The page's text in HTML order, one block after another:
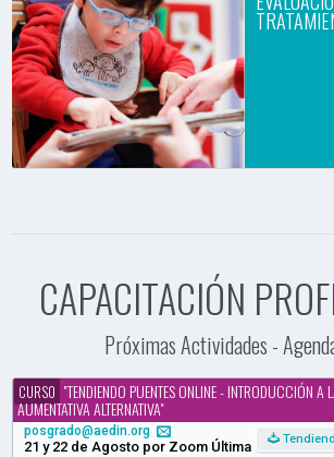
CAPACITACIÓN
Próximas Actividades -
CURSO "TENDIENDO PUENTES ONLINE - INTRODUCCIÓN
AUMENTATIVA ALTERNATIVA"
posgrado@aedin.org
21 y 22 de Agosto por Zoom Última